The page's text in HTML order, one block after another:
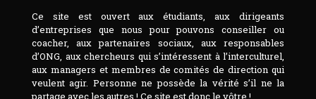
Ce site est ouvert aux étudiants, aux dirigeants
d’entreprises que nous pour pouvons conseiller ou
coacher, aux partenaires sociaux, aux responsables
d’ONG, aux chercheurs qui s’intéressent à l’interculturel,
aux managers et membres de comités de direction qui
veulent agir. Personne ne possède la vérité s’il ne la
partage avec les autres ! Ce site est donc le vôtre !